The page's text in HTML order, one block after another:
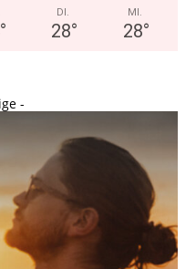
°
DI.
28°
MI.
28°
-